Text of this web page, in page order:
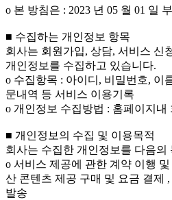
ο 본 방침은 : 2023 년 05 월 01 일
■ 수집하는 개인정보 항목
회사는 회원가입, 상담, 서비스 신
개인정보를 수집하고 있습니다.
ο 수집항목 : 아이디, 비밀번호, 이
문내역 등 서비스 이용기록
ο 개인정보 수집방법 : 홈페이지내
■ 개인정보의 수집 및 이용목적
회사는 수집한 개인정보를 다음의
ο 서비스 제공에 관한 계약 이행
산 콘텐츠 제공 구매 및 요금 결제
발송